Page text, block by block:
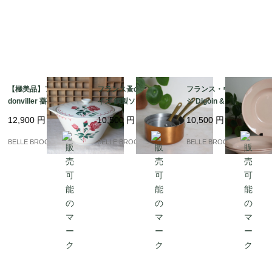
【極美品】フランス Ba
donviller 薔薇のチュリ
ーン / ステンシル スー
プポット 蓋付き深皿｜
フランス発送（到着ま
で2-3週間）
12,900 円
BELLE BROCANTE
フランス蚤の市 ミニサ
イズ 銅製ソースパン 3
点セット MADE IN FR
ANCE / 真鍮ハンドル
コッパー ミニ片手鍋
10,500 円
BELLE BROCANTE
フランス・ヴィンテー
ジ Digoin & Sarregue
mines ピンクの深皿2
枚十大皿1枚｜フランス
発送（到着まで2-3週
10,500 円
BELLE BROCANTE